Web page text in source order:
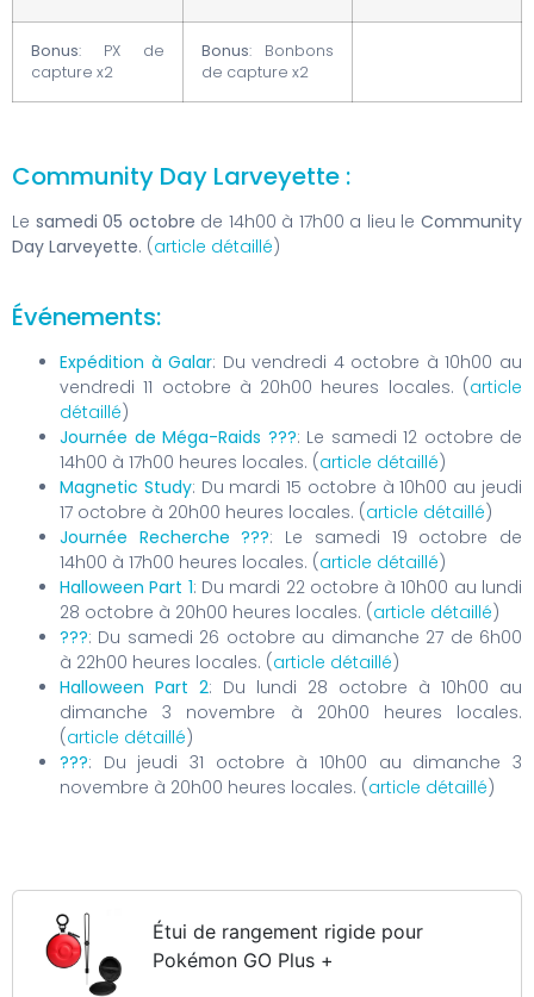
Bonus: PX de
capture x2
Bonus: Bonbons
de capture x2
Community Day Larveyette :
Le samedi 05 octobre de 14h00 à 17h00 a lieu leCommunity
Day Larveyette. (article détaillé)
Événements:
Expédition à Galar: Du vendredi 4 octobre à 10h00 au
vendredi 11 octobre à 20h00 heures locales. (article
détaillé)
Journée de Méga-Raids ???: Le samedi 12 octobre de
14h00 à 17h00 heures locales. (article détaillé)
Magnetic Study: Du mardi 15 octobre à 10h00 au jeudi
17 octobre à 20h00 heures locales. (article détaillé)
Journée Recherche ???: Le samedi 19 octobre de
14h00 à 17h00 heures locales. (article détaillé)
Halloween Part 1: Du mardi 22 octobre à 10h00 au lundi
28 octobre à 20h00 heures locales. (article détaillé)
???: Du samedi 26 octobre au dimanche 27 de 6h00
à 22h00 heures locales. (article détaillé)
Halloween Part 2: Du lundi 28 octobre à 10h00 au
dimanche 3 novembre à 20h00 heures locales.
(article détaillé)
???: Du jeudi 31 octobre à 10h00 au dimanche 3
novembre à 20h00 heures locales. (article détaillé)
Étui de rangement rigide pour
Pokémon GO Plus +